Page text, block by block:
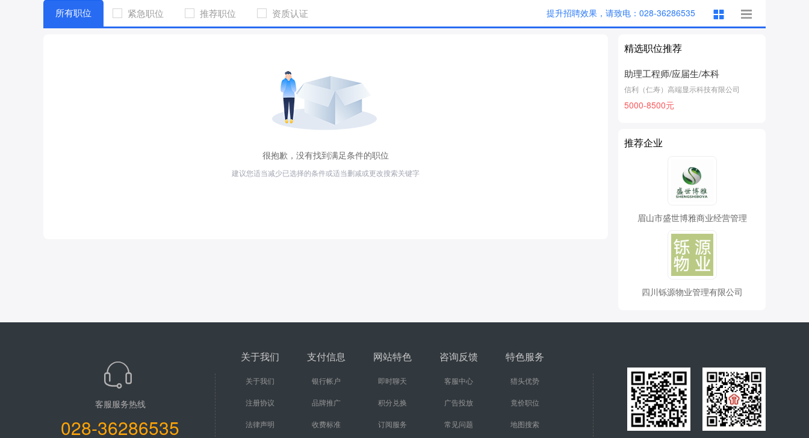
所有职位 紧急职位 推荐职位 资质认证 提升招聘效果，请致电：028-36286535
很抱歉，没有找到满足条件的职位
建议您适当减少已选择的条件或适当删减或更改搜索关键字
精选职位推荐
助理工程师/应届生/本科
信利（仁寿）高端显示科技有限公司
5000-8500元
推荐企业
眉山市盛世博雅商业经营管理
四川铄源物业管理有限公司
客服服务热线
028-36286535
关于我们
关于我们
注册协议
法律声明
支付信息
银行帐户
品牌推广
收费标准
网站特色
即时聊天
积分兑换
订阅服务
咨询反馈
客服中心
广告投放
常见问题
特色服务
猎头优势
竟价职位
地图搜索